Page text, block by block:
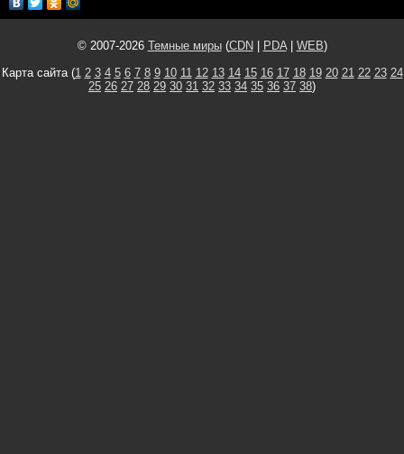
© 2007-2026 Темные миры(CDN PDA| WEB)
Карта сайта (1 2 3 4 5 6 7 8 9 10 11 12 13 14 15 16 17 18 19 20 21 22 23 24
25 26 27 28 29 30 31 32 33 34 35 36 37 38)